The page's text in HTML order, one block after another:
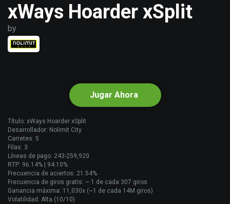
xWays Hoarder xSplit
by
Jugar Ahora
Título: xWays Hoarder xSplit
Desarrollador: Nolimit City
Carretes: 5
Filas: 3
Líneas de pago: 243-259,920
RTP: 96.14% | 94.10%
Frecuencia de aciertos: 21.54%
Frecuencia de giros gratis: ~ 1 de cada 307 giros
Ganancia máxima: 11,030x (~1 de cada 14M giros)
Volatilidad: Alta (10/10)